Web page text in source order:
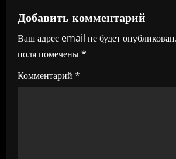
ц
и
я
п
Добавить комментарий
Ваш адрес email не будет опубликован.
поля помечены*
Комментарий *